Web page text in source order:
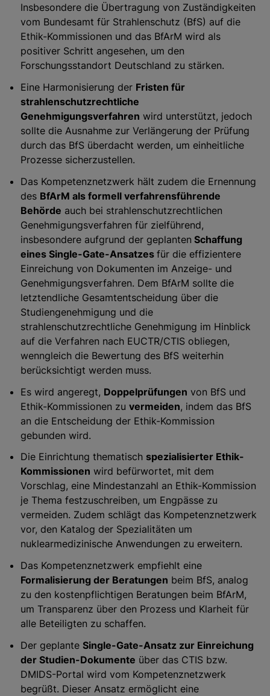
Insbesondere die Übertragung von Zuständigkeiten
vom Bundesamt für Strahlenschutz (BfS) auf die
Ethik-Kommissionen und das BfArM wird als
positiver Schritt angesehen, um den
Forschungsstandort Deutschland zu stärken.
Eine Harmonisierung der Fristen für
strahlenschutzrechtliche
Genehmigungsverfahren wird unterstützt, jedoch
sollte die Ausnahme zur Verlängerung der Prüfung
durch das BfS überdacht werden, um einheitliche
Prozesse sicherzustellen.
Das Kompetenznetzwerk hält zudem die Ernennung
des BfArM als formell verfahrensführende
Behörde auch bei strahlenschutzrechtlichen
Genehmigungsverfahren für zielführend,
insbesondere aufgrund der geplanten Schaffung
eines Single-Gate-Ansatzesfür die effizientere
Einreichung von Dokumenten im Anzeige- und
Genehmigungsverfahren. Dem BfArM sollte die
letztendliche Gesamtentscheidung über die
Studiengenehmigung und die
strahlenschutzrechtliche Genehmigung im Hinblick
auf die Verfahren nach EUCTR/CTIS obliegen,
wenngleich die Bewertung des BfS weiterhin
berücksichtigt werden muss.
Es wird angeregt, Doppelprüfungen von BfS und
Ethik-Kommissionen zuvermeiden, indem das BfS
an die Entscheidung der Ethik-Kommission
gebunden wird.
Die Einrichtung thematisch spezialisierter Ethik-
Kommissionen wird befürwortet, mit dem
Vorschlag, eine Mindestanzahl an Ethik-Kommission
je Thema festzuschreiben, um Engpässe zu
vermeiden. Zudem schlägt das Kompetenznetzwerk
vor, den Katalog der Spezialitäten um
nuklearmedizinische Anwendungen zu erweitern.
Das Kompetenznetzwerk empfiehlt eine
Formalisierung der Beratungen beim BfS, analog
zu den kostenpflichtigen Beratungen beim BfArM,
um Transparenz über den Prozess und Klarheit für
alle Beteiligten zu schaffen.
Der geplanteSingle-Gate-Ansatz zur Einreichung
der Studien-Dokumente über das CTIS bzw.
DMIDS-Portal wird vom Kompetenznetzwerk
begrüßt. Dieser Ansatz ermöglicht eine